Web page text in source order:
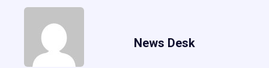
News Desk